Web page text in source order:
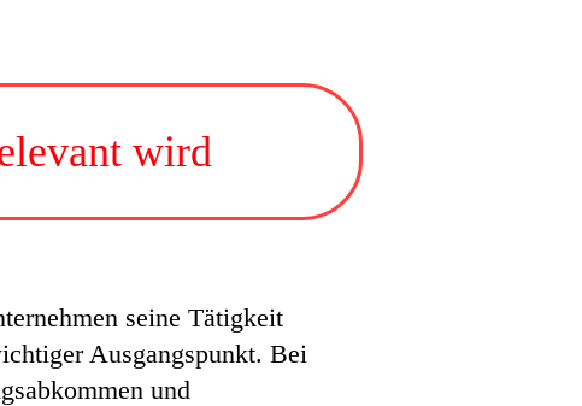
wird
seine Tätigkeit
Ausgangspunkt. Bei
und